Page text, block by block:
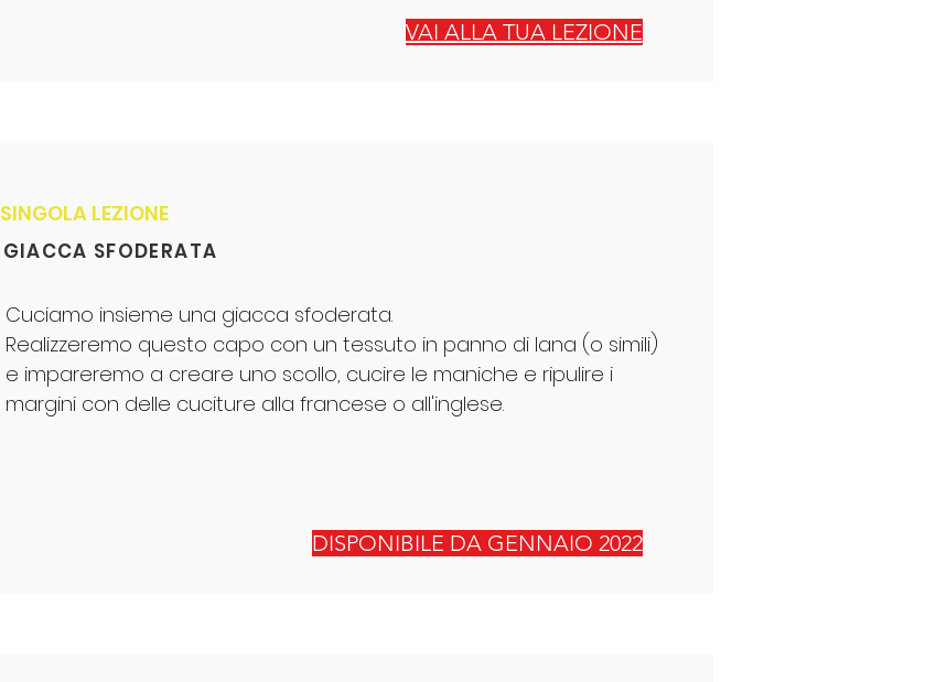
VAI ALLA TUA LEZIONE
SINGOLA LEZIONE
GIACCA SFODERATA
Cuciamo insieme una giacca sfoderata.
Realizzeremo questo capo con un tessuto in panno di lana (o simili)
e impareremo a creare uno scollo, cucire le maniche e ripulire i
margini con delle cuciture alla francese o all'inglese.
DISPONIBILE DA GENNAIO 2022